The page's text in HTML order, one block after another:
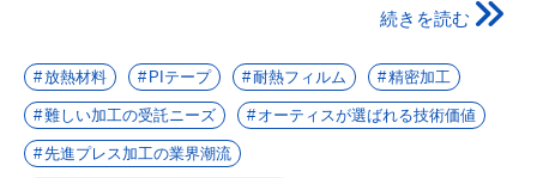
続きを読む
放熱材料 PIテープ 耐熱フィルム 精密加工
難しい加工の受託ニーズ オーティスが選ばれる技術価値
先進プレス加工の業界潮流